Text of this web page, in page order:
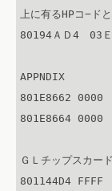
上に有るHPコ−ド
80194ＡＤ4　03
APPNDIX
801E8662 0000
801E8664 0000
ＧＬチップスカー
801144D4 FFFF